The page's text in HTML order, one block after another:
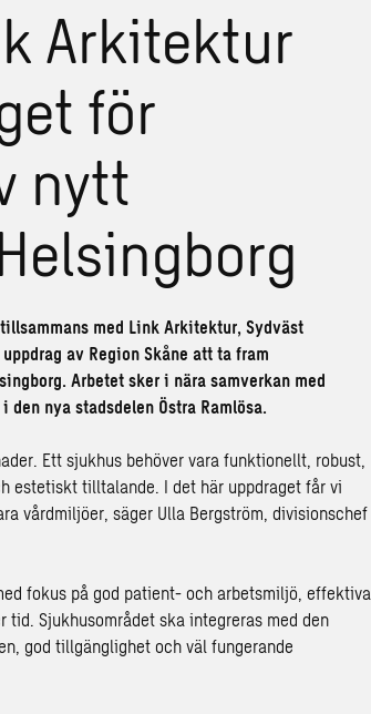
Arkitektur
för
nytt
med Link Arkitektur, Sydväst
av Region Skåne att ta fram
Arbetet sker i nära samverkan med
nya stadsdelen Östra Ramlösa.
Ett sjukhus behöver vara funktionellt, robust,
estetiskt tilltalande. I det här uppdraget får vi
vårdmiljöer, säger Ulla Bergström, divisionschef
fokus på god patient- och arbetsmiljö, effektiva
Sjukhusområdet ska integreras med den
god tillgänglighet och väl fungerande